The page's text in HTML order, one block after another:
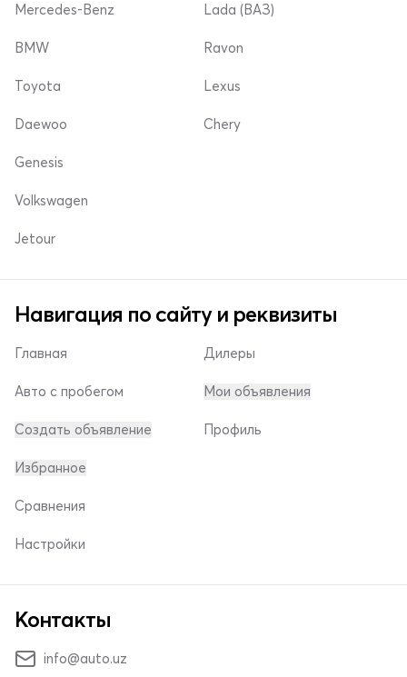
Mercedes-Benz Lada (ВАЗ)
BMW
Toyota
Daewoo
Ravon
Lexus
Chery
Genesis
Volkswagen
Jetour
Навигация по сайту и реквизиты
Главная
Авто с пробегом
Создать объявление
Дилеры
Мои объявления
Профиль
Избранное
Сравнения
Настройки
Контакты
info@auto.uz